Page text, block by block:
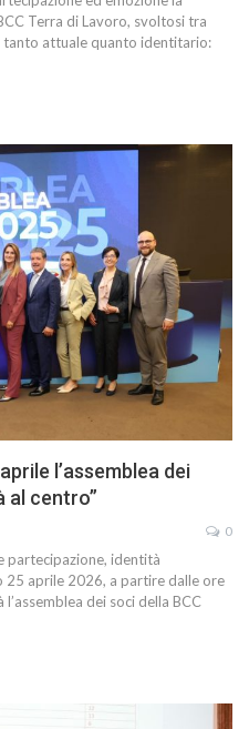
Terra di Lavoro, svoltosi tra
tanto attuale quanto identitario:
l’assemblea dei
al centro”
0
partecipazione, identità
25 aprile 2026, a partire dalle ore
dei soci della BCC